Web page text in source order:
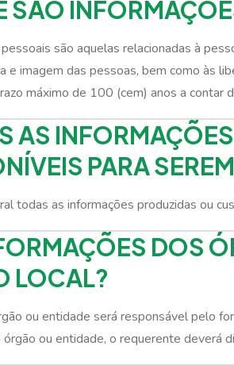
SÃO
são aquelas relacionadas à
e imagem das pessoas, bem como às
máximo de 100 (cem) anos a contar
AS
PARA
todas as informações produzidas ou
DOS
LOCAL?
ou entidade será responsável pelo
ou entidade, o requerente deverá